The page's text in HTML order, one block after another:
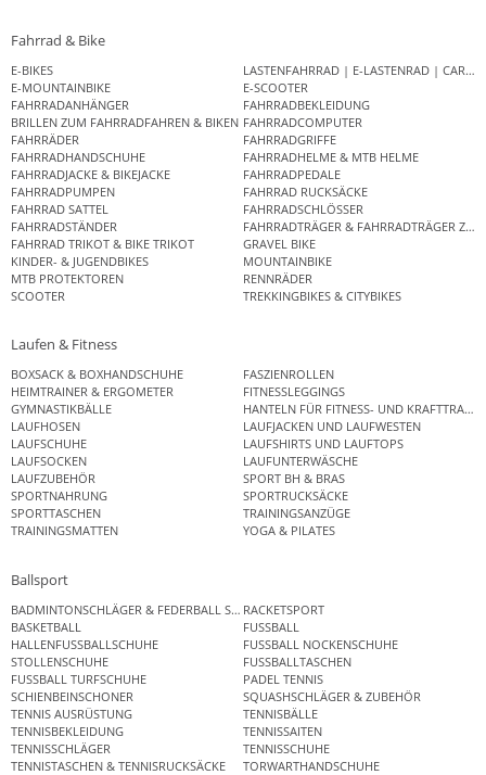
Fahrrad & Bike
E-BIKES
LASTENFAHRRAD | E-LASTENRAD |
E-MOUNTAINBIKE
E-SCOOTER
FAHRRADANHÄNGER
FAHRRADBEKLEIDUNG
BRILLEN ZUM FAHRRADFAHREN & BIKEN FAHRRADCOMPUTER
FAHRRÄDER
FAHRRADGRIFFE
FAHRRADHANDSCHUHE
FAHRRADHELME & MTB HELME
FAHRRADJACKE & BIKEJACKE
FAHRRADPEDALE
FAHRRADPUMPEN
FAHRRAD RUCKSÄCKE
FAHRRAD SATTEL
FAHRRADSCHLÖSSER
FAHRRADSTÄNDER
FAHRRADTRÄGER & FAHRRADTRÄGER
FAHRRAD TRIKOT & BIKE TRIKOT
GRAVEL BIKE
KINDER- & JUGENDBIKES
MOUNTAINBIKE
MTB PROTEKTOREN
RENNRÄDER
SCOOTER
TREKKINGBIKES & CITYBIKES
Laufen & Fitness
BOXSACK & BOXHANDSCHUHE
FASZIENROLLEN
HEIMTRAINER & ERGOMETER
FITNESSLEGGINGS
GYMNASTIKBÄLLE
HANTELN FÜR FITNESS- UND
LAUFHOSEN
LAUFJACKEN UND LAUFWESTEN
LAUFSCHUHE
LAUFSHIRTS UND LAUFTOPS
LAUFSOCKEN
LAUFUNTERWÄSCHE
LAUFZUBEHÖR
SPORT BH & BRAS
SPORTNAHRUNG
SPORTRUCKSÄCKE
SPORTTASCHEN
TRAININGSANZÜGE
TRAININGSMATTEN
YOGA & PILATES
Ballsport
BADMINTONSCHLÄGER & FEDERBALL SETSRACKETSPORT
BASKETBALL
FUSSBALL
HALLENFUSSBALLSCHUHE
FUSSBALL NOCKENSCHUHE
STOLLENSCHUHE
FUSSBALLTASCHEN
FUSSBALL TURFSCHUHE
PADEL TENNIS
SCHIENBEINSCHONER
SQUASHSCHLÄGER & ZUBEHÖR
TENNIS AUSRÜSTUNG
TENNISBÄLLE
TENNISBEKLEIDUNG
TENNISSAITEN
TENNISSCHLÄGER
TENNISSCHUHE
TENNISTASCHEN & TENNISRUCKSÄCKE
TORWARTHANDSCHUHE